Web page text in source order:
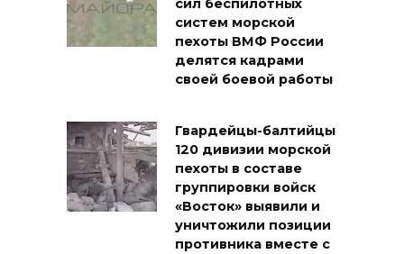
сил беспилотных
систем морской
пехоты ВМФ России
делятся кадрами
своей боевой работы
Гвардейцы-балтийцы
120 дивизии морской
пехоты в составе
группировки войск
«Восток» выявили и
уничтожили позиции
противника вместе с